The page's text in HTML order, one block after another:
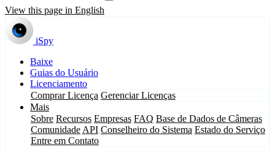
View this page in English
iSpy
Baixe
Guias do Usuário
Licenciamento
Comprar Licença Gerenciar Licenças
Mais
Sobre Recursos Empresas FAQ Base de Dados de Câmeras
Comunidade API Conselheiro do Sistema Estado do Serviço
Entre em Contato